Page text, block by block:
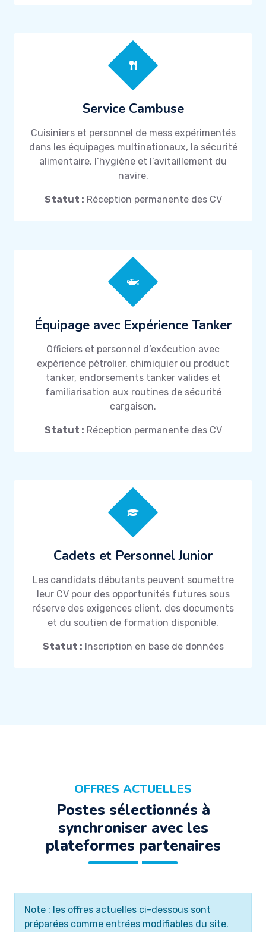
Service Cambuse
Cuisiniers et personnel de mess expérimentés
dans les équipages multinationaux, la sécurité
alimentaire, l’hygiène et l’avitaillement du
navire.
Statut : Réception permanente des CV
Équipage avec Expérience Tanker
Officiers et personnel d’exécution avec
expérience pétrolier, chimiquier ou product
tanker, endorsements tanker valides et
familiarisation aux routines de sécurité
cargaison.
Statut : Réception permanente des CV
Cadets et Personnel Junior
Les candidats débutants peuvent soumettre
leur CV pour des opportunités futures sous
réserve des exigences client, des documents
et du soutien de formation disponible.
Statut : Inscription en base de données
OFFRES ACTUELLES
Postes sélectionnés à
synchroniser avec les
plateformes partenaires
Note : les offres actuelles ci-dessous sont
préparées comme entrées modifiables du site.